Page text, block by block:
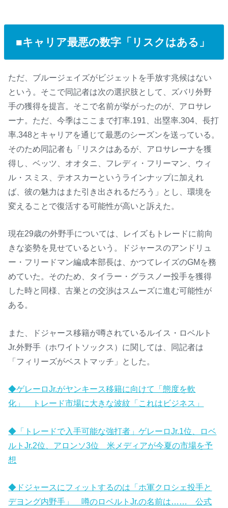
■キャリア最悪の数字「リスクはある」
ただ、ブルージェイズがビジェットを手放す兆候はない
という。そこで同記者は次の選択肢として、ズバリ外野
手の獲得を提言。そこで名前が挙がったのが、アロサレ
ーナ。ただ、今季はここまで打率.191、出塁率.304、長打
率.348とキャリアを通じて最悪のシーズンを送っている。
そのため同記者も「リスクはあるが、アロサレーナを獲
得し、ベッツ、オオタニ、フレディ・フリーマン、ウィ
ル・スミス、テオスカーというラインナップに加えれ
ば、彼の魅力はまた引き出されるだろう」とし、環境を
変えることで復活する可能性が高いと訴えた。
現在29歳の外野手については、レイズもトレードに前向
きな姿勢を見せているという。ドジャースのアンドリュ
ー・フリードマン編成本部長は、かつてレイズのGMを務
めていた。そのため、タイラー・グラスノー投手を獲得
した時と同様、古巣との交渉はスムーズに進む可能性が
ある。
また、ドジャース移籍が噂されているルイス・ロベルト
Jr.外野手（ホワイトソックス）に関しては、同記者は
「フィリーズがベストマッチ」とした。
◆ゲレーロJr.がヤンキース移籍に向けて「態度を軟
化」 トレード市場に大きな波紋「これはビジネス」
◆「トレードで入手可能な強打者」ゲレーロJr.1位、ロベ
ルトJr.2位、アロンソ3位 米メディアが今夏の市場を予
想
◆ドジャースにフィットするのは「ホ軍クロシェ投手と
デヨング内野手」 噂のロベルトJr.の名前は…… 公式